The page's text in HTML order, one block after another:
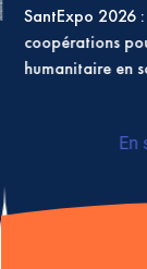
QUI SE
SantExpo 2026
coopérations
humanitaire en
En
:
en